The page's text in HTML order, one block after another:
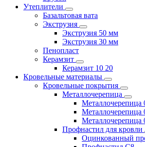
Утеплители
Базальтовая вата
Экструзия
Экструзия 50 мм
Экструзия 30 мм
Пенопласт
Керамзит
Керамзит 10 20
Кровельные материалы
Кровельные покрытия
Металлочерепица
Металлочерепица
Металлочерепица
Металлочерепица
Профнастил для кровли
Оцинкованный